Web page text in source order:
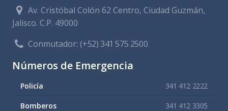
Av. Cristóbal Colón 62 Centro, Ciudad Guzmán,
Jalisco. C.P. 49000
Conmutador:(+52) 341 575 2500
Números de Emergencia
Policía 341 412 2222
Bomberos 341 412 3305